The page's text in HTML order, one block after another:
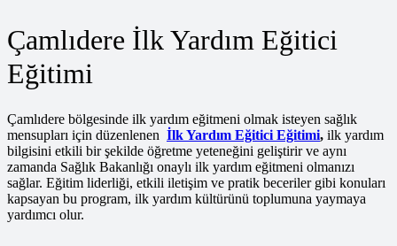
Çamlıdere İlk Yardım Eğitici
Eğitimi
Çamlıdere bölgesinde ilk yardım eğitmeni olmak isteyen sağlık
mensupları için düzenlenen İlk Yardım Eğitici Eğitimi, ilk yardım
bilgisini etkili bir şekilde öğretme yeteneğini geliştirir ve aynı
zamanda Sağlık Bakanlığı onaylı ilk yardım eğitmeni olmanızı
sağlar. Eğitim liderliği, etkili iletişim ve pratik beceriler gibi konuları
kapsayan bu program, ilk yardım kültürünü toplumuna yaymaya
yardımcı olur.